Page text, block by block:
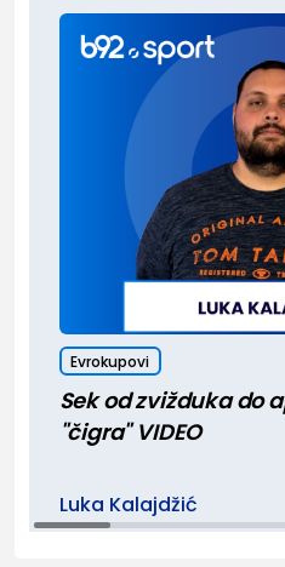
Evrokupovi
Sek od zvižduka do
"čigra" VIDEO
Luka Kalajdžić